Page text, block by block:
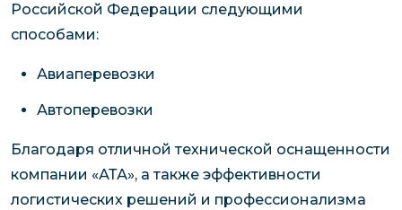
Российской Федерации следующими
способами:
Авиаперевозки
Автоперевозки
Благодаря отличной технической оснащенности
компании «АТА», а также эффективности
логистических решений и профессионализма